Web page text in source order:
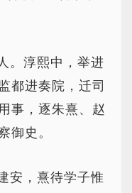
。淳熙中，举进
都进奏院，迁司
事，逐朱熹、赵
御史。
安，熹待学子惟